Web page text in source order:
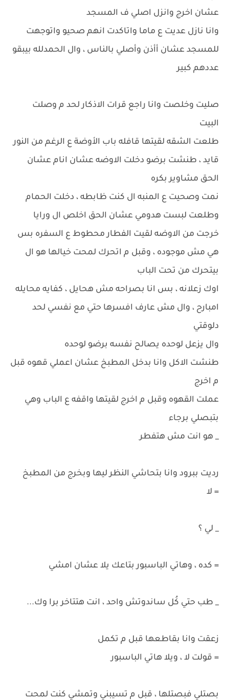
عشان اخرج وانزل اصلي ف المسجد
وانا نازل عديت ع ماما واتاكدت انهم صحيو واتوجهت
للمسجد عشان أأذن وأصلي بالناس ، وال الحمدلله بيبقو
عددهم كبير
صليت وخلصت وانا راجع قرات الاذكار لحد م وصلت
البيت
طلعت الشقه لقيتها قافله باب الأوضة ع الرغم من النور
قايد ، طنشت برضو دخلت الاوضه عشان انام عشان
الحق مشاوير بكره
نمت وصحيت ع المنبه ال كنت ظابطه ، دخلت الحمام
وطلعت لبست هدومي عشان الحق اخلص ال ورايا
خرجت من الاوضه لقيت الفطار محطوط ع السفره بس
هي مش موجوده ، وقبل م اتحرك لمحت خيالها هو ال
بيتحرك من تحت الباب
اوك زعلانه ، بس انا بصراحه مش هحايل ، كفايه محايله
امبارح ، وال مش عارف افسرها حتي مع نفسي لحد
دلوقتي
وال يزعل لوحده يصالح نفسه برضو لوحده
طنشت الاكل وانا بدخل المطبخ عشان اعملي قهوه قبل
م اخرج
عملت القهوه وقبل م اخرج لقيتها واقفه ع الباب وهي
بتبصلي برجاء
_ هو انت مش هتفطر
رديت ببرود وانا بتحاشي النظر ليها وبخرج من المطبخ
= لا
_ لي ؟
= كده ، وهاتي الباسبور بتاعك يلا عشان امشي
_ طب حتي كُل ساندوتش واحد ، انت هتتاخر برا وك...
زعقت وانا بقاطعها قبل م تكمل
= قولت لا ، ويلا هاتي الباسبور
بصتلي فبصتلها ، قبل م تسيبني وتمشي كنت لمحت